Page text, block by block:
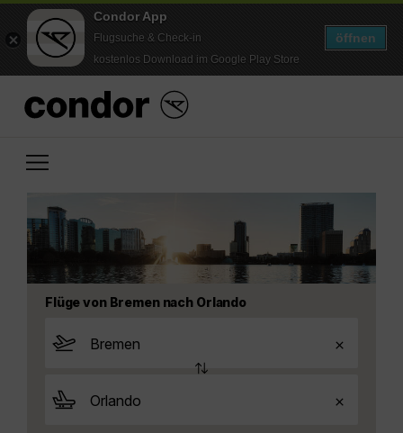
Condor App
Flugsuche & Check-in
kostenlos Download im Google Play Store
öffnen
Flüge von Bremen nach Orlando